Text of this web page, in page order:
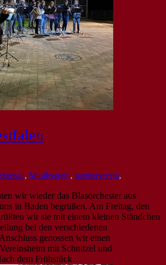
, Musikverein, partnerverein,
wir wieder das Blasorchester aus
in Baden begrüßen. Am Freitag, den
wir sie mit einem kleinen Ständchen
bei den verschiedenen
genossen wir einen
mit Schnitzel und
dem Frühstück…